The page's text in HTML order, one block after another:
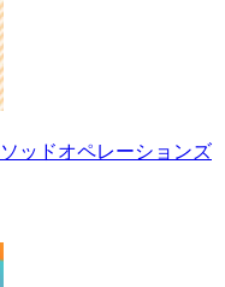
ッドオペレーションズ